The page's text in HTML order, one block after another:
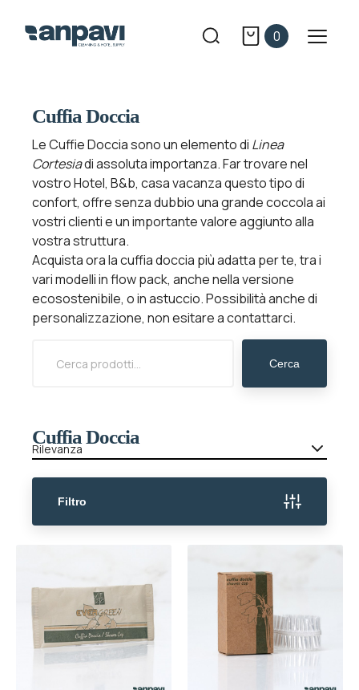
Aggiungi alla lista dei desideri
Crea lista dei desideri
Annulla Crea lista dei desideri
((modalTitle))
Accedi
Annulla Accedi
0
Cuffia Doccia
Le Cuffie Doccia sono un elemento di Linea
Cortesiadi assoluta importanza. Far trovare nel
vostro Hotel, B&b, casa vacanza questo tipo di
confort, offre senza dubbio una grande coccola ai
vostri clienti e un importante valore aggiunto alla
vostra struttura.
Acquista ora la cuffia doccia più adatta per te, tra i
vari modelli in flow pack, anche nella versione
ecosostenibile, o in astuccio. Possibilità anche di
personalizzazione, non esitare a contattarci.
Cerca
Cuffia Doccia
Rilevanza
Filtro